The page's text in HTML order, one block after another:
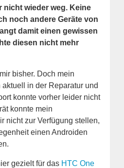
nicht wieder weg. Keine
noch andere Geräte von
damit einen gewissen
diesen nicht mehr
bisher. Doch mein
aktuell in der Reparatur und
konnte vorher leider nicht
konnte mein
nicht zur Verfügung stellen,
einen Androiden
gezielt für das HTC One